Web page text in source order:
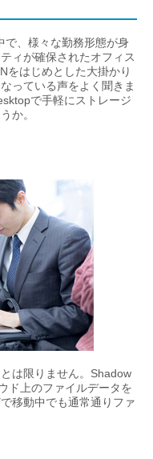
で、様々な勤務形態が身
ィが確保されたオフィス
をはじめとした大掛かり
っている声をよく聞きま
で手軽にストレージ
か。
は限りません。Shadow
ド上のファイルデータを
移動中でも通常通りファ